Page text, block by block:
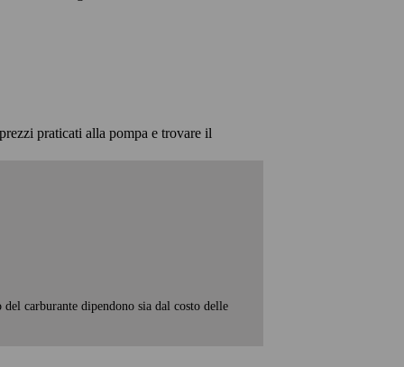
praticati alla pompa e trovare il
carburante dipendono sia dal costo delle